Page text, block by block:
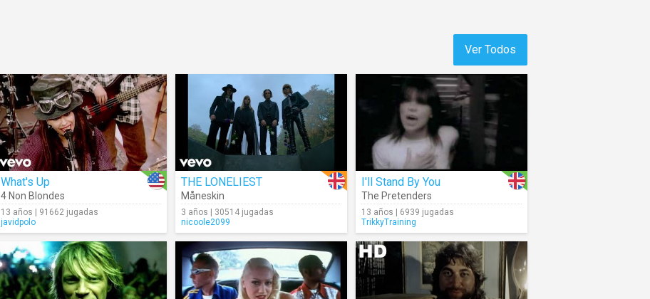
Ver Todos
What's Up
4 Non Blondes
13 años | 91662 jugadas
javidpolo
THE LONELIEST
Måneskin
3 años | 30514 jugadas
nicoole2099
I'll Stand By You
The Pretenders
13 años | 6939 jugadas
TrikkyTraining